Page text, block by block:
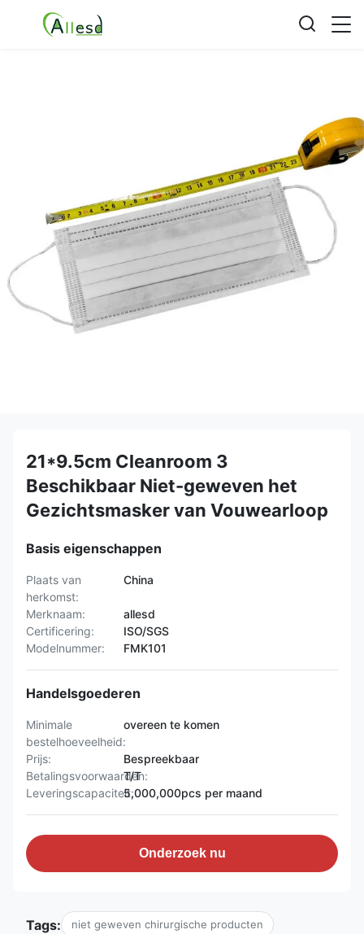
21*9.5cm Cleanroom 3
Beschikbaar Niet-geweven het
Gezichtsmasker van Vouwearloop
Basis eigenschappen
Plaats van
herkomst:
China
Merknaam:
allesd
Certificering:
ISO/SGS
Modelnummer:
FMK101
Handelsgoederen
Minimale
bestelhoeveelheid:
overeen te komen
Prijs:
Bespreekbaar
Betalingsvoorwaarden:
T/T
Leveringscapaciteit:5,000,000pcs per maand
Onderzoek nu
Tags: niet geweven chirurgische producten